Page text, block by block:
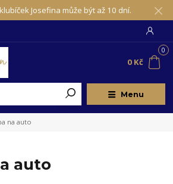
Josefina může být až 10 dní.
Menu
0
0 Kč
na auto
auto